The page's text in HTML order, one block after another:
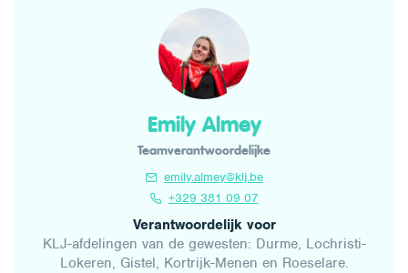
Emily Almey
Teamverantwoordelijke
emily.almey@klj.be
+329 381 09 07
Verantwoordelijk voor
KLJ-afdelingen van de gewesten: Durme, Lochristi-
Lokeren, Gistel, Kortrijk-Menen en Roeselare.